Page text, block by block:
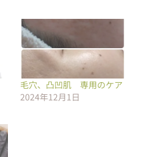
毛穴、凸凹肌 専用のケア
2024年12月1日